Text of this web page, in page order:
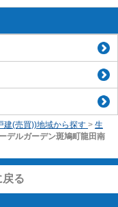
建(売買))地域から探す > 生
デルガーデン斑鳩町龍田南
戻る